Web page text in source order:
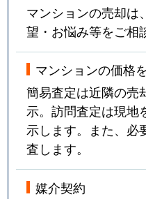
マンションの売却は
望・お悩み等をご相
マンションの価格
簡易査定は近隣の売
示。訪問査定は現地
示します。また、必
査します。
媒介契約